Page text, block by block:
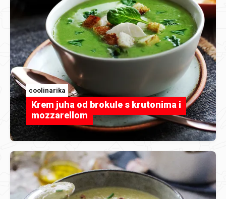
coolinarika
Krem juha od brokule s krutonima i
mozzarellom